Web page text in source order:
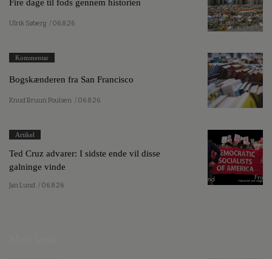
Fire dage til fods gennem historien
Ulrik Søberg / 06.8.26
Kommentar
Bogskænderen fra San Francisco
Knud Bruun Poulsen / 06.8.26
Artikel
Ted Cruz advarer: I sidste ende vil disse
galninge vinde
Jan Lund / 06.8.26